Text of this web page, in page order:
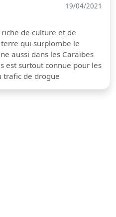
19/04/2021
de culture et de
qui surplombe le
aussi dans les Caraïbes
est surtout connue pour les
trafic de drogue